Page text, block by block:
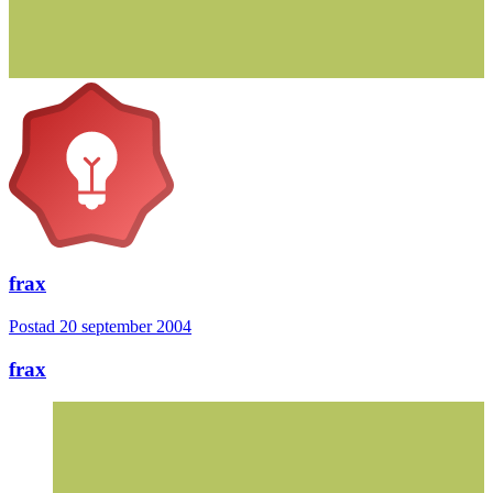
frax
Postad 20 september 2004
frax